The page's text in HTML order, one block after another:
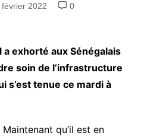
février 2022
0
exhorté aux Sénégalais
soin de l’infrastructure
s’est tenue ce mardi à
qu’il est en